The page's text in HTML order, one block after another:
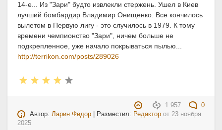
14-е... Из "Зари" будто извлекли стержень. Ушел в Киев
лучший бомбардир Владимир Онищенко. Все кончилось
вылетом в Первую лигу - это случилось в 1979. К тому
времени чемпионство "Зари", ничем больше не
подкрепленное, уже начало покрываться пылью...
http://terrikon.com/posts/289026
1 957
0
Автор:Ларин Федор | Разместил: Редактор от23 ноября
2025